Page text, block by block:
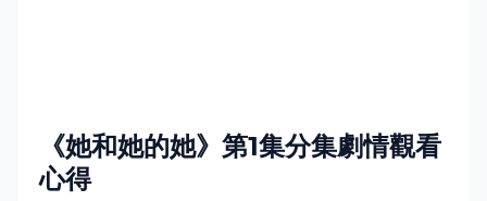
《她和她的她》第1集分集劇情觀看
心得